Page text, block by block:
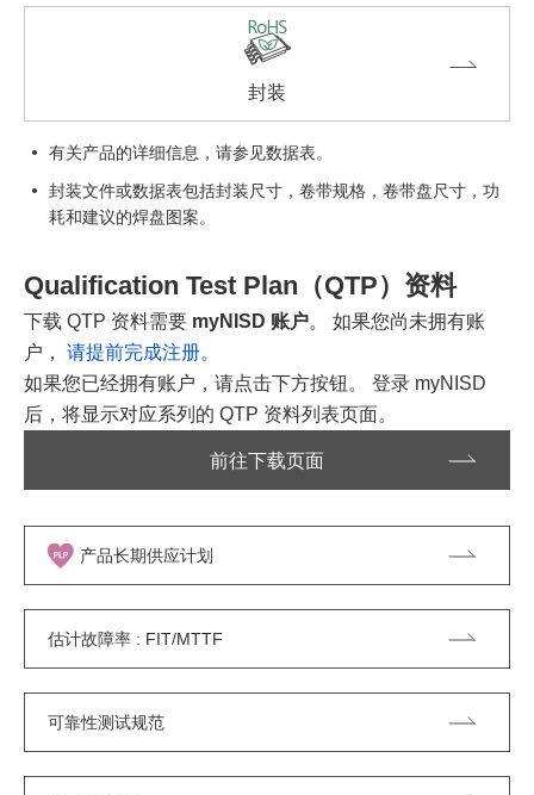
封装
有关产品的详细信息，请参见数据表。
封装文件或数据表包括封装尺寸，卷带规格，卷带盘尺寸，功
耗和建议的焊盘图案。
Qualification Test Plan（QTP）资料
下载 QTP 资料需要 myNISD 账户。 如果您尚未拥有账
户， 请提前完成注册。
如果您已经拥有账户，请点击下方按钮。 登录 myNISD
后，将显示对应系列的 QTP 资料列表页面。
前往下载页面
产品长期供应计划
估计故障率 : FIT/MTTF
可靠性测试规范